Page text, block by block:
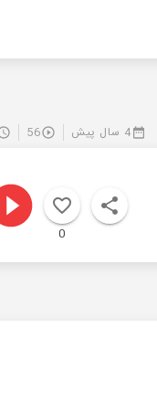
4 سال پیش 56
0